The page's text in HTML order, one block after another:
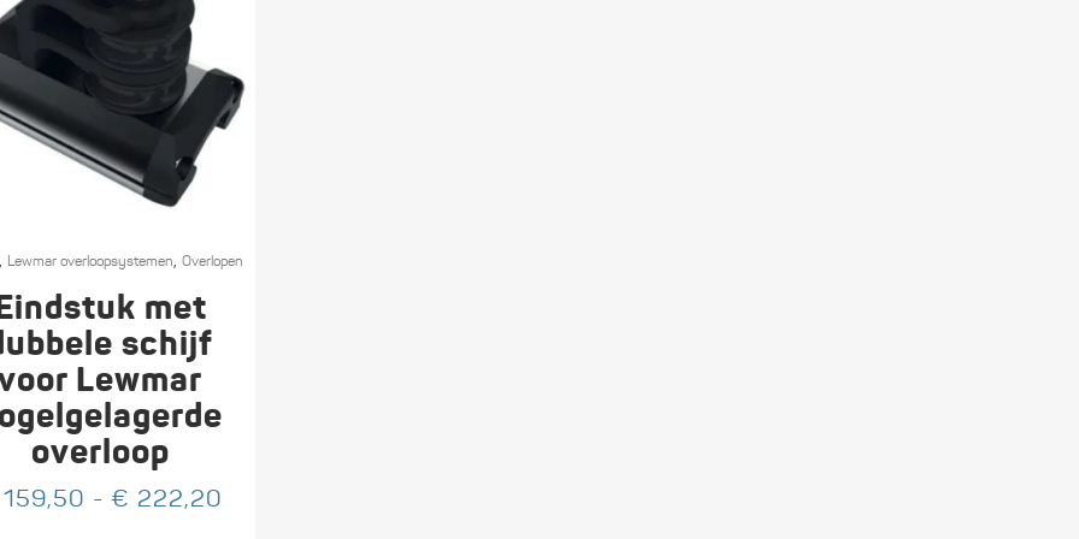
Lewmar overloop­systemen, Overlopen
met
schijf
Lewmar
overloop
159,50 - € 222,20